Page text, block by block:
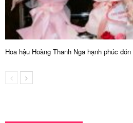
Hoa hậu Hoàng Thanh Nga hạnh phúc